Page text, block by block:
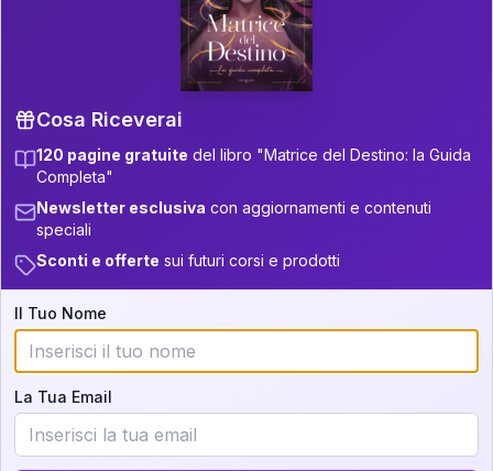
P.S. Interpretazione parziale
gratuita
Scorri più in basso per vedere
un'interpretazione parziale gratuita della tua
Iscriviti alla newsletter per ricevere
aggiornamenti quando sarà disponibile.
Cosa scoprirete nella vostra
interpretazione:
💕 Come rafforzare la vostra unione
Cosa Riceverai
120 pagine gratuite del libro "Matrice del Destino: la Guida
Completa"
Newsletter esclusiva con aggiornamenti e contenuti
speciali
Sconti e offerte sui futuri corsi e prodotti
Il Tuo Nome
La Tua Email